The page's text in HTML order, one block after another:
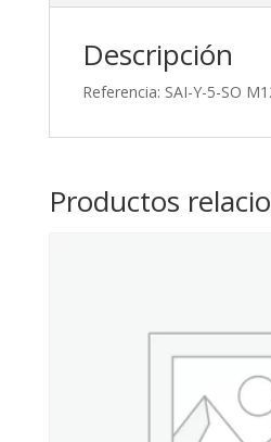
Descripción
Referencia: SAI-Y-5-SO
Productos